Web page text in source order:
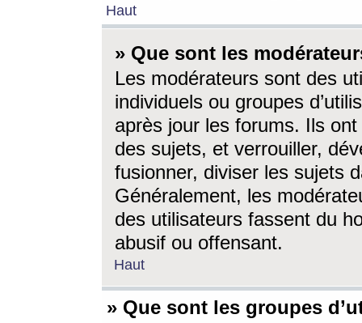
Haut
» Que sont les
Les modérateurs sont des
individuels ou groupes
après jour les forums. Ils ont
des sujets, et verrouiller,
fusionner, diviser les sujets
Généralement, les
des utilisateurs fassent du
abusif ou offensant.
Haut
» Que sont les groupes